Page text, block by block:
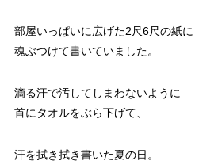
部屋いっぱいに広げた2尺6尺の紙に
魂ぶつけて書いていました。
滴る汗で汚してしまわないように
首にタオルをぶら下げて、
汗を拭き拭き書いた夏の日。